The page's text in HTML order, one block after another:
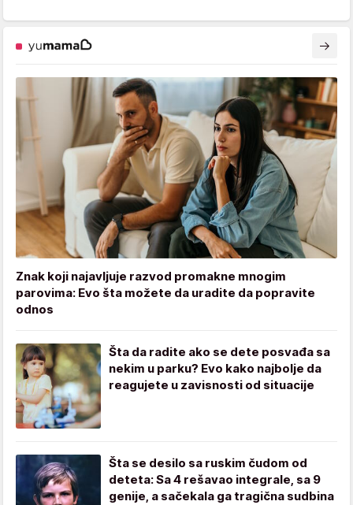
Znak koji najavljuje razvod promakne mnogim
parovima: Evo šta možete da uradite da popravite
odnos
Šta da radite ako se dete posvađa sa
nekim u parku? Evo kako najbolje da
reagujete u zavisnosti od situacije
Šta se desilo sa ruskim čudom od
deteta: Sa 4 rešavao integrale, sa 9
genije, a sačekala ga tragična sudbina